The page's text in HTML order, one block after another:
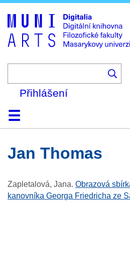
to
main
Přihlášení
DomůKolekce
Prohlížení
Vyhledávání
O platformě
Nápověda
Kontakt
Jan Thomas
Zapletalová, Jana. Obrazová
kanovníka Georga Friedricha ze